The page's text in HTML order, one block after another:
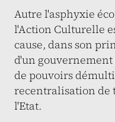
Autre l'asphyxie
l'Action Culturelle
cause, dans son
d'un gouvernement
de pouvoirs
recentralisation de
l'Etat.